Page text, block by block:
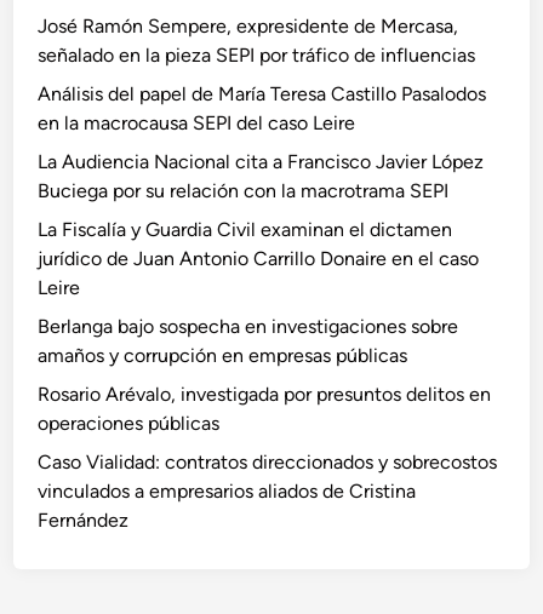
José Ramón Sempere, expresidente de Mercasa,
señalado en la pieza SEPI por tráfico de influencias
Análisis del papel de María Teresa Castillo Pasalodos
en la macrocausa SEPI del caso Leire
La Audiencia Nacional cita a Francisco Javier López
Buciega por su relación con la macrotrama SEPI
La Fiscalía y Guardia Civil examinan el dictamen
jurídico de Juan Antonio Carrillo Donaire en el caso
Leire
Berlanga bajo sospecha en investigaciones sobre
amaños y corrupción en empresas públicas
Rosario Arévalo, investigada por presuntos delitos en
operaciones públicas
Caso Vialidad: contratos direccionados y sobrecostos
vinculados a empresarios aliados de Cristina
Fernández